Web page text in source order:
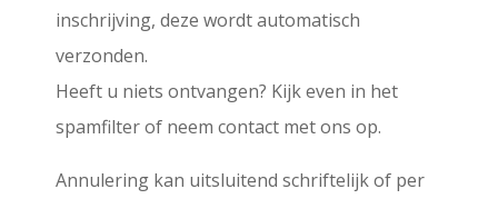
inschrijving, deze wordt automatisch
verzonden.
Heeft u niets ontvangen? Kijk even in het
spamfilter of neem contact met ons op.
Annulering kan uitsluitend schriftelijk of per